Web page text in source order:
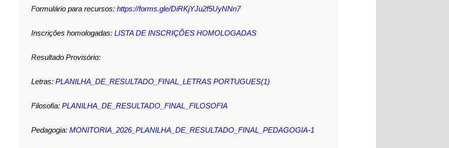
Formulário para recursos: https://forms.gle/DiRKjYJu2f5UyNNn7
Inscrições homologadas: LISTA DE INSCRIÇÕES HOMOLOGADAS
Resultado Provisório:
Letras: PLANILHA_DE_RESULTADO_FINAL_LETRAS PORTUGUES(1)
Filosofia: PLANILHA_DE_RESULTADO_FINAL_FILOSOFIA
Pedagogia: MONITORIA_2026_PLANILHA_DE_RESULTADO_FINAL_PEDAGOGIA-1